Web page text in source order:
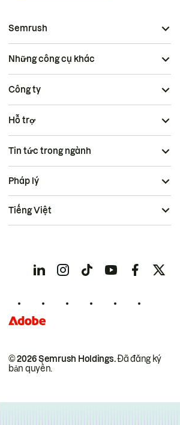
Semrush
Những công cụ khác
Công ty
Hỗ trợ
Tin tức trong ngành
© 2026 Semrush Holdings.Đã đăng ký
bản quyền.
Pháp lý
Tiếng Việt